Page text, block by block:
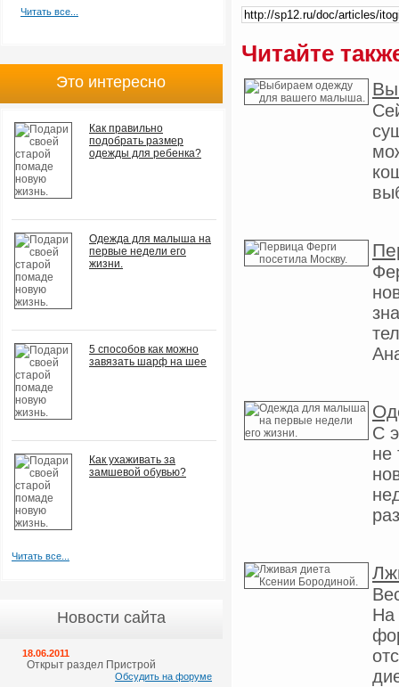
Читайте
С
не
На
Читать все...
Это интересно
Как правильно
подобрать размер
одежды для ребенка?
Одежда для малыша на
первые недели его
жизни.
5 способов как можно
завязать шарф на шее
Как ухаживать за
замшевой обувью?
Читать все...
Новости сайта
18.06.2011
Открыт раздел Пристрой
Обсудить на форуме